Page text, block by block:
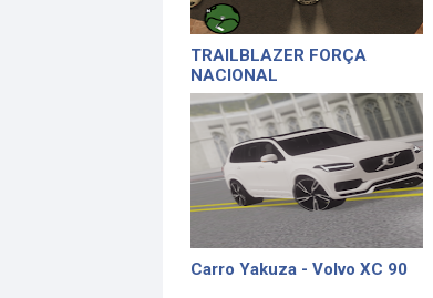
TRAILBLAZER FORÇA
NACIONAL
Carro Yakuza - Volvo XC 90